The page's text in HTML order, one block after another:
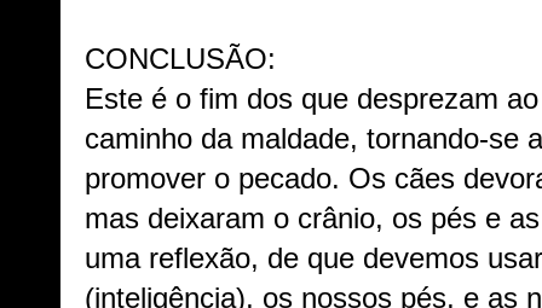
CONCLUSÃO:
Este é o fim dos que desprezam
caminho da maldade, tornando-se
promover o pecado. Os cães
mas deixaram o crânio, os pés e
uma reflexão, de que devemos
(inteligência), os nossos pés, e as